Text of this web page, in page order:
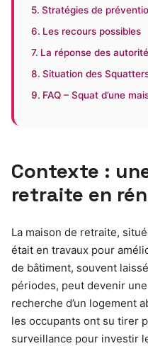
Stratégies de
Les recours possibles
La réponse des
Situation des
FAQ – Squat d’une
Contexte :
retraite en
La maison de retraite,
était en travaux pour
de bâtiment, souvent
périodes, peut devenir
recherche d’un logement
les occupants ont su tirer
surveillance pour investir